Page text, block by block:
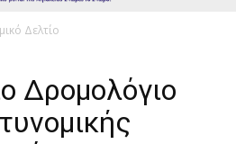
Δελτίο
Δρομολόγιο